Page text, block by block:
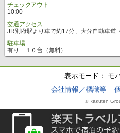
チェックアウト
10:00
交通アクセス
JR別府駅より車で約17分、大分自動車道
駐車場
有り １０台（無料）
表示モード： モ
会社情報／標識等
© Rakuten